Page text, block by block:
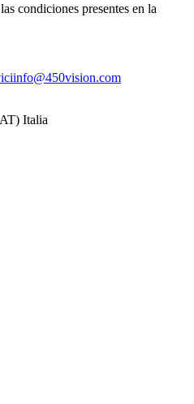
condiciones presentes en la
info@450vision.com
Italia